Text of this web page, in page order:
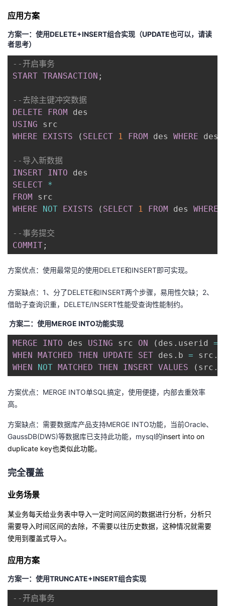
学
堂
我
课
程
的
认
证
我
的
实
验
我
的
收
藏
持
我
的
术
支
持
我
云
声
建
议
应用方案
方案一：使用DELETE+INSERT组合实现（UPDATE也可以，请读
者思考）
--开启事务
START TRANSACTION ;
--去除主键冲突数据
DELETE
FROM
USING
WHERE
EXISTS ( SELECT 1 FROM des WHERE des
--导入新数据
INSERT INTO
SELECT *
FROM
WHERE
NOT EXISTS ( SELECT 1 FROM des WHERE
--事务提交
COMMIT;
方案优点：使用最常见的使用DELETE和INSERT即可实现。
方案缺点：1、分了DELETE和INSERT两个步骤，易用性欠缺；2、
借助子查询识重，DELETE/INSERT性能受查询性能制约。
方案二：使用MERGE INTO功能实现
MERGE INTO des USING src ON ( des . userid =
WHEN MATCHED THEN UPDATE SET des . b = src .
WHEN
NOT MATCHED THEN INSERT VALUES ( src .
方案优点：MERGE INTO单SQL搞定，使用便捷，内部去重效率
高。
方案缺点：需要数据库产品支持MERGE INTO功能，当前Oracle、
GaussDB(DWS)等数据库已支持此功能，mysql的insert into on
duplicate key也类似此功能。
完全覆盖
业务场景
某业务每天给业务表中导入一定时间区间的数据进行分析，分析只
需要导入时间区间的去除，不需要以往历史数据， 这种情况就需要
使用到覆盖式导入。
应用方案
方案一：使用TRUNCATE+INSERT组合实现
--开启事务